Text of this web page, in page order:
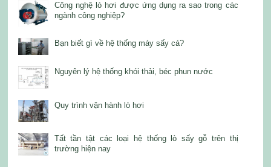
Công nghệ lò hơi được ứng dụng ra sao trong các
ngành công nghiệp?
Bạn biết gì về hệ thống máy sấy cá?
Nguyên lý hệ thống khói thải, béc phun nước
Quy trình vận hành lò hơi
Tất tần tật các loại hệ thống lò sấy gỗ trên thị
trường hiện nay